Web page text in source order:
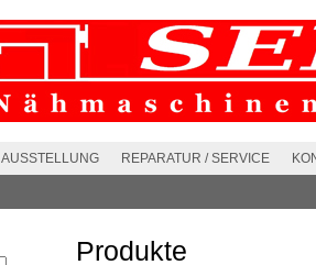
AUSSTELLUNG REPARATUR / SERVICE
Produkte